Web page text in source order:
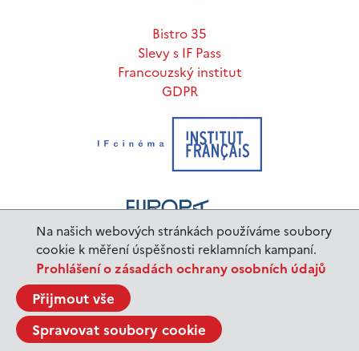
Na našich webových stránkách používáme soubory
cookie k měření úspěšnosti reklamních kampaní.
Prohlášení o zásadách ochrany osobních údajů
Přijmout vše
Spravovat soubory cookie
Bistro 35
Slevy s IF Pass
Francouzský institut
GDPR
© 2023 Institut français de Prague |
code:BurnITdesign:Tajpej Design